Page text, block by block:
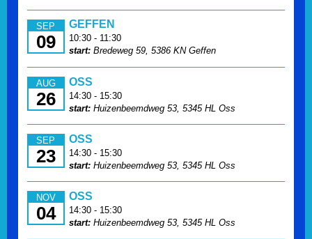
SEP
09
GEFFEN
10:30 - 11:30
start:Bredeweg 59, 5386 KN Geffen
AUG
26
OSS
14:30 - 15:30
start:Huizenbeemdweg 53, 5345 HL Oss
SEP
23
OSS
14:30 - 15:30
start:Huizenbeemdweg 53, 5345 HL Oss
NOV
04
OSS
14:30 - 15:30
start:Huizenbeemdweg 53, 5345 HL Oss